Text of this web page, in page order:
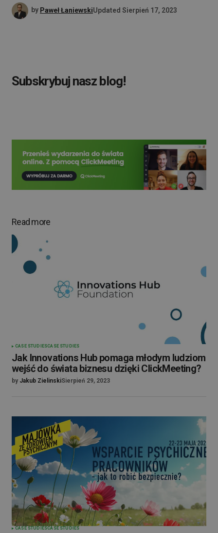
by Paweł ŁaniewskiUpdated Sierpień 17, 2023
Subskrybuj nasz blog!
Read more
CASE STUDIESCASE STUDIES
Jak Innovations Hub pomaga młodym ludziom
wejść do świata biznesu dzięki ClickMeeting?
by Jakub ZielinskiSierpień 29, 2023
CASE STUDIESCASE STUDIES